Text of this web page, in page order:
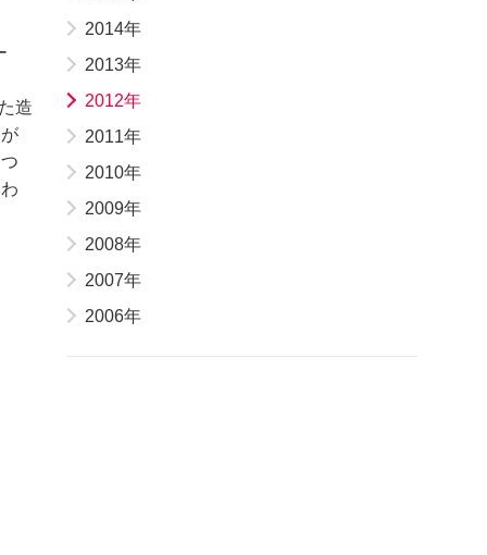
造
2014年
2013年
2012年
2011年
2010年
2009年
2008年
2007年
2006年